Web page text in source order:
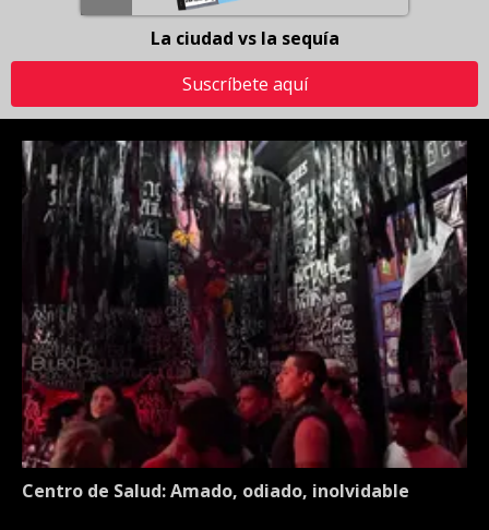
La ciudad vs la sequía
Suscríbete aquí
Centro de Salud: Amado, odiado, inolvidable